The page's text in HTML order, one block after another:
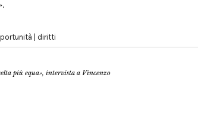
| diritti
più equa», intervista a Vincenzo